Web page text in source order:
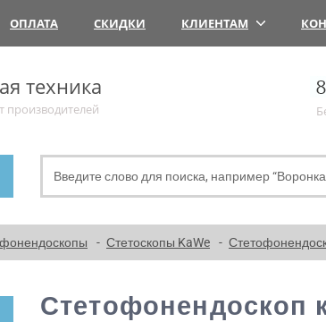
ОПЛАТА СКИДКИ КЛИЕНТАМ
техника
производителей
Стетоскопы KaWe
Стетофонендоскоп